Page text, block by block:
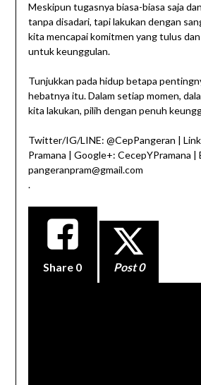
Meskipun tugasnya biasa-biasa saja
tanpa disadari, tapi lakukan dengan
kita mencapai komitmen yang tulus
untuk keunggulan.
Tunjukkan pada hidup betapa
hebatnya itu. Dalam setiap momen,
kita lakukan, pilih dengan penuh
Twitter/IG/LINE: @CepPangeran |
Pramana | Google+: CecepYPramana |
pangeranpram@gmail.com
.
Share 0 Post 0